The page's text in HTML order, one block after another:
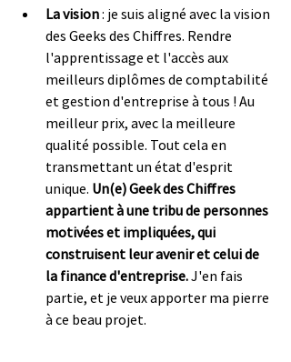
La vision : je suis aligné avec la vision
des Geeks des Chiffres. Rendre
l'apprentissage et l'accès aux
meilleurs diplômes de comptabilité
et gestion d'entreprise à tous ! Au
meilleur prix, avec la meilleure
qualité possible. Tout cela en
transmettant un état d'esprit
unique. Un(e) Geek des Chiffres
appartient à une tribu de personnes
motivées et impliquées, qui
construisent leur avenir et celui de
la finance d'entreprise. J'en fais
partie, et je veux apporter ma pierre
à ce beau projet.